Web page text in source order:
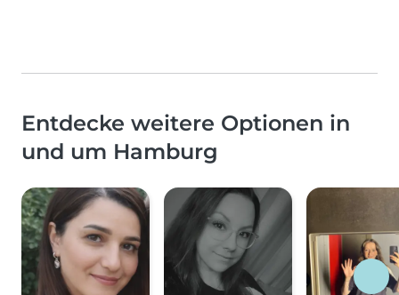
Entdecke weitere Optionen in
und um Hamburg